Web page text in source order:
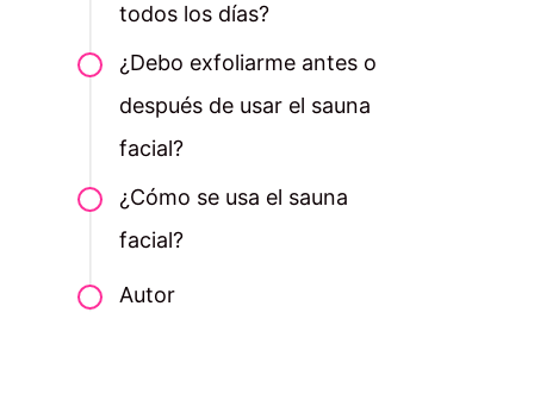
todos los días?
¿Debo exfoliarme antes o
después de usar el sauna
facial?
¿Cómo se usa el sauna
facial?
Autor